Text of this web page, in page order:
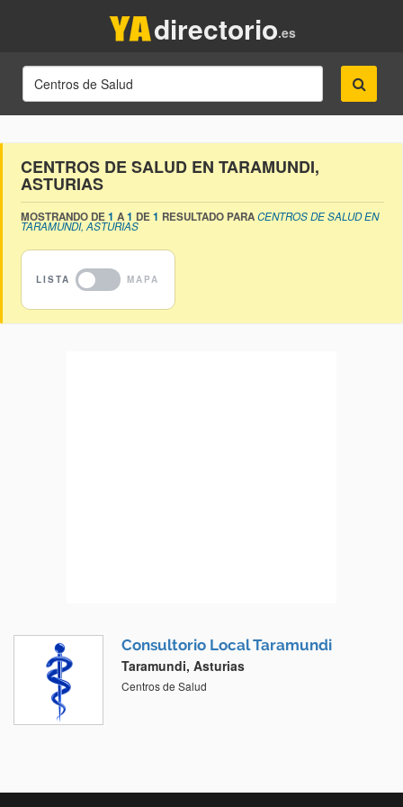
.es
directorio
CENTROS DE SALUD EN TARAMUNDI,
ASTURIAS
MOSTRANDO DE1 A1 DE1 RESULTADO PARACENTROS DE SALUD EN
TARAMUNDI, ASTURIAS
Consultorio Local Taramundi
Taramundi, Asturias
Centros de Salud